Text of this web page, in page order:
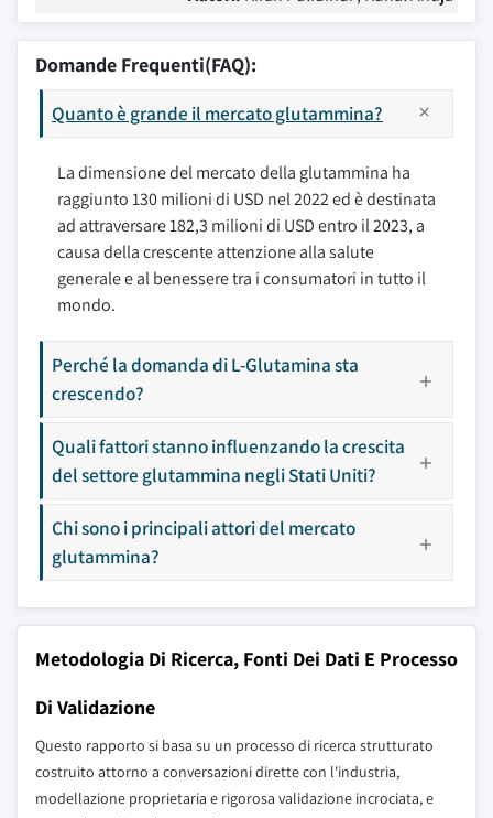
Domande Frequenti(FAQ):
Quanto è grande il mercato glutammina?
La dimensione del mercato della glutammina ha
raggiunto 130 milioni di USD nel 2022 ed è destinata
ad attraversare 182,3 milioni di USD entro il 2023, a
causa della crescente attenzione alla salute
generale e al benessere tra i consumatori in tutto il
mondo.
Perché la domanda di L-Glutamina sta
crescendo?
Quali fattori stanno influenzando la crescita
del settore glutammina negli Stati Uniti?
Chi sono i principali attori del mercato
glutammina?
Metodologia Di Ricerca, Fonti Dei Dati E Processo
Di Validazione
Questo rapporto si basa su un processo di ricerca strutturato
costruito attorno a conversazioni dirette con l'industria,
modellazione proprietaria e rigorosa validazione incrociata, e